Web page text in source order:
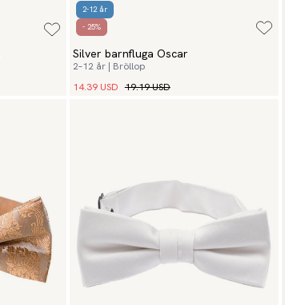
2-12 år
- 25%
Silver barnfluga Oscar
2–12 år | Bröllop
14.39 USD 19.19 USD